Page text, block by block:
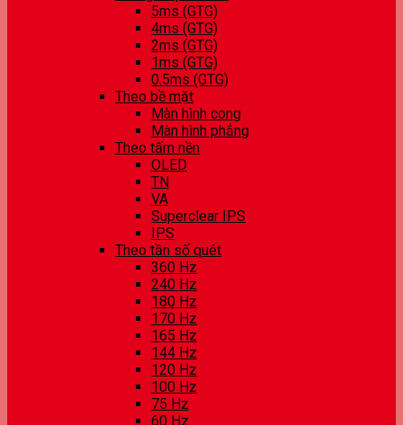
5ms (GTG)
4ms (GTG)
2ms (GTG)
1ms (GTG)
0.5ms (GTG)
Theo bề mặt
Màn hình cong
Màn hình phẳng
Theo tấm nền
OLED
TN
VA
Superclear IPS
IPS
Theo tần số quét
360 Hz
240 Hz
180 Hz
170 Hz
165 Hz
144 Hz
120 Hz
100 Hz
75 Hz
60 Hz